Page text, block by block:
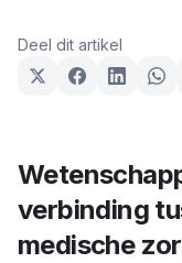
Deel dit artikel
verbinding
medische